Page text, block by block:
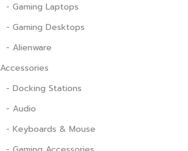
- Gaming Laptops
- Gaming Desktops
- Alienware
Accessories
- Docking Stations
- Audio
- Keyboards & Mouse